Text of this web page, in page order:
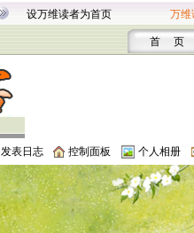
设万维读者为首页 万维
首 页
发表日志 控制面板 个人相册